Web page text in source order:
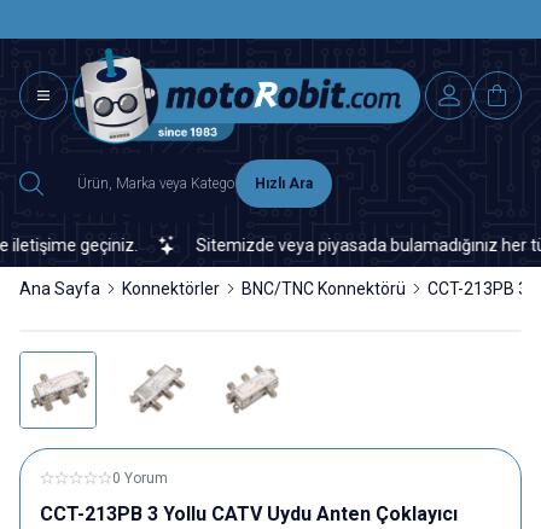
Hızlı Ara
geçiniz. Sitemizde veya piyasada bulamadığınız her
Ana Sayfa Konnektörler BNC/TNC Konnektörü CCT-213PB 3
0 Yorum
CCT-213PB 3 Yollu CATV Uydu Anten Çoklayıcı